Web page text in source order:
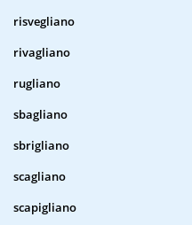
risvegliano
rivagliano
rugliano
sbagliano
sbrigliano
scagliano
scapigliano